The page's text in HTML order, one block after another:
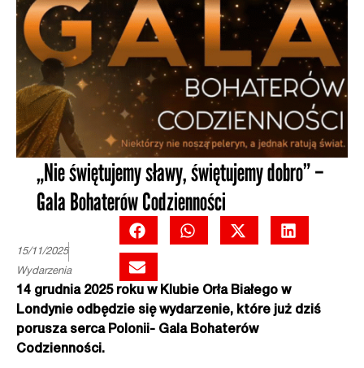
„Nie świętujemy sławy, świętujemy dobro” –
Gala Bohaterów Codzienności
15/11/2025
Wydarzenia
14 grudnia 2025 roku w Klubie Orła Białego w
Londynie odbędzie się wydarzenie, które już dziś
porusza serca Polonii- Gala Bohaterów
Codzienności.